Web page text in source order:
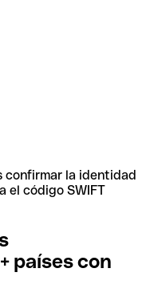
confirmar la identidad
el código SWIFT
países con